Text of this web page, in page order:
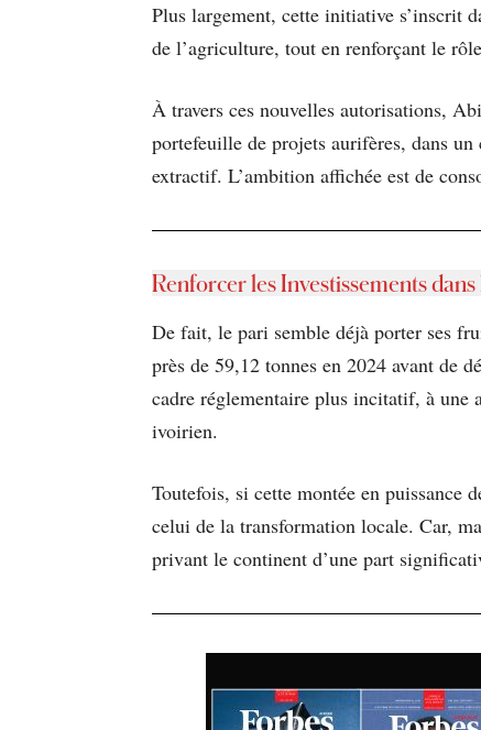
Plus largement, cette initiative s’inscrit
de l’agriculture, tout en renforçant le
À travers ces nouvelles autorisations,
portefeuille de projets aurifères, dans
extractif. L’ambition affichée est de
Renforcer les Investissements
De fait, le pari semble déjà porter ses
près de 59,12 tonnes en 2024 avant de
cadre réglementaire plus incitatif, à une
ivoirien.
Toutefois, si cette montée en puissance
celui de la transformation locale. Car,
privant le continent d’une part